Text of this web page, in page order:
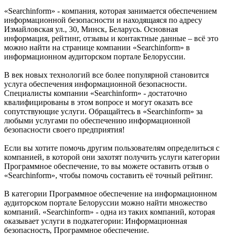
«Searchinform» - компания, которая занимается обеспечением
информационной безопасности и находящаяся по адресу
Измайловская ул., 30, Минск, Беларусь. Основная
информация, рейтинг, отзывы и контактные данные – всё это
можно найти на странице компании «Searchinform» в
информационном аудиторском портале Белоруссии.
В век новых технологий все более популярной становится
услуга обеспечения информационной безопасности.
Специалисты компании «Searchinform» - достаточно
квалифицированы в этом вопросе и могут оказать все
сопутствующие услуги. Обращайтесь в «Searchinform» за
любыми услугами по обеспечению информационной
безопасности своего предприятия!
Если вы хотите помочь другим пользователям определиться с
компанией, в которой они захотят получить услуги категории
Программное обеспечение, то вы можете оставить отзыв о
«Searchinform», чтобы помочь составить её точный рейтинг.
В категории Программное обеспечение на информационном
аудиторском портале Белоруссии можно найти множество
компаний. «Searchinform» - одна из таких компаний, которая
оказывает услуги в подкатегории: Информационная
безопасность, Программное обеспечение.